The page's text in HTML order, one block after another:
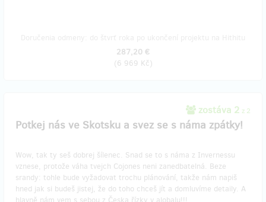
287,20 €
(6 969 Kč)
zostáva 2 z 2
Potkej nás ve Skotsku a svez se s náma zpátky!
Wow, tak ty seš dobrej šílenec. Snad se to s náma z Invernessu
vznese, protože váha tvejch Cojones neni zanedbatelná. Beze
srandy: tohle bude vyžadovat trochu plánování, takže nám napiš
hned jak si budeš jistej, že do toho chceš jít a domluvíme detaily. A
hlavně nám vem s sebou z Česka řízky v alobalu!!!